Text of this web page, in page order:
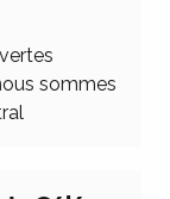
sommes